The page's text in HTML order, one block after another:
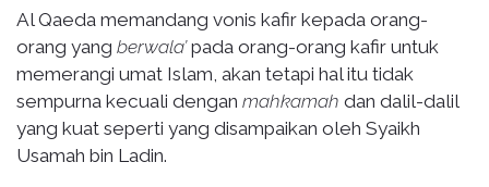
Al Qaeda memandang vonis kafir kepada orang-
orang yang berwala’pada orang-orang kafir untuk
memerangi umat Islam, akan tetapi hal itu tidak
sempurna kecuali dengan mahkamah dan dalil-dalil
yang kuat seperti yang disampaikan oleh Syaikh
Usamah bin Ladin.